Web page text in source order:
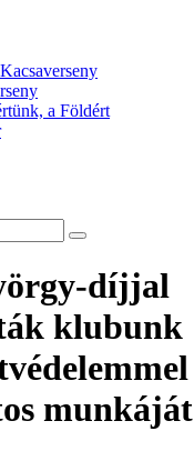
a Földért
díjjal
klubunk
munkáját